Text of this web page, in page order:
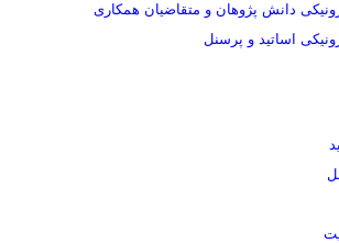
دانش پژوهان و متقاضیان همکاری
اساتید و پرسنل